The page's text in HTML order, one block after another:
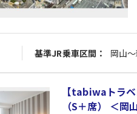
基準JR乗車区間： 岡山
【tabiwaトラ
（S＋席） ＜